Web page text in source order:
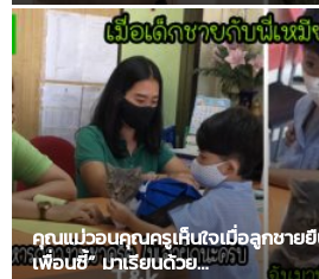
คุณแม่วอนคุณครูเห็นใจเมื่อลูกชายยื
เพื่อนซี้” มาเรียนด้วย…